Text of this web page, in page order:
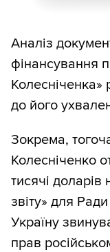
Аналіз
фінансування
до його
Зокрема,
Колесніченко
тисячі
звіту» для
Україну
прав